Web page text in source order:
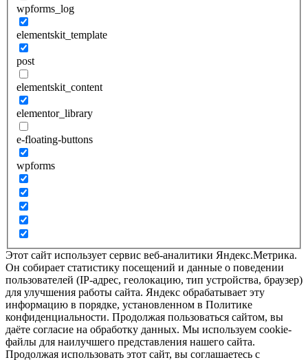
wpforms_log
elementskit_template
post
elementskit_content
elementor_library
e-floating-buttons
wpforms
Этот сайт использует сервис веб-аналитики Яндекс.Метрика.
Он собирает статистику посещений и данные о поведении
пользователей (IP-адрес, геолокацию, тип устройства, браузер)
для улучшения работы сайта. Яндекс обрабатывает эту
информацию в порядке, установленном в Политике
конфиденциальности. Продолжая пользоваться сайтом, вы
даёте согласие на обработку данных. Мы используем cookie-
файлы для наилучшего представления нашего сайта.
Продолжая использовать этот сайт, вы соглашаетесь с